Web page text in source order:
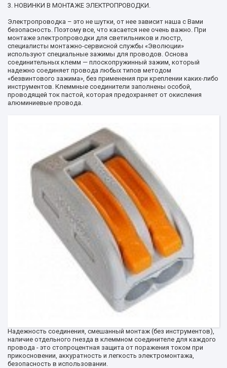
3. НОВИНКИ В МОНТАЖЕ ЭЛЕКТРОПРОВОДКИ.
Электропроводка – это не шутки, от нее зависит наша с Вами
безопасность. Поэтому все, что касается нее очень важно. При
монтаже электропроводки для светильников и люстр,
специалисты монтажно-сервисной службы «Эволюции»
используют специальные зажимы для проводов. Основа
соединительных клемм — плоскопружинный зажим, который
надежно соединяет провода любых типов методом
«безвинтового зажима», без применения при креплении каких-либо
инструментов. Клеммные соединители заполнены особой,
проводящей ток пастой, которая предохраняет от окисления
алюминиевые провода.
Надежность соединения, смешанный монтаж (без инструментов),
наличие отдельного гнезда в клеммном соединителе для каждого
провода - это стопроцентная защита от поражения током при
прикосновении, аккуратность и легкость электромонтажа,
безопасность в использовании.